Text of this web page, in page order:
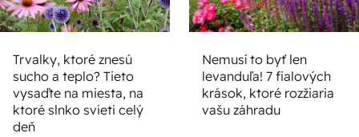
Trvalky, ktoré znesú
sucho a teplo? Tieto
vysaďte na miesta, na
ktoré slnko svieti celý
deň
Nemusí to byť len
levanduľa! 7 fialových
krások, ktoré rozžiaria
vašu záhradu